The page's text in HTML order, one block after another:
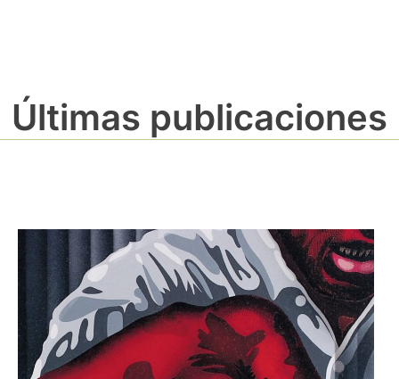
Últimas publicaciones